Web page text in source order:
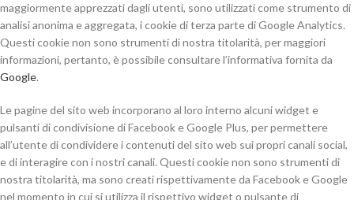
maggiormente apprezzati dagli utenti, sono utilizzati come strumento di
analisi anonima e aggregata, i cookie di terza parte di Google Analytics.
Questi cookie non sono strumenti di nostra titolarità, per maggiori
informazioni, pertanto, è possibile consultare l’informativa fornita da
Google.
Le pagine del sito web incorporano al loro interno alcuni widget e
pulsanti di condivisione di Facebook e Google Plus, per permettere
all’utente di condividere i contenuti del sito web sui propri canali social,
e di interagire con i nostri canali. Questi cookie non sono strumenti di
nostra titolarità, ma sono creati rispettivamente da Facebook e Google
nel momento in cui si utilizza il rispettivo widget o pulsante di